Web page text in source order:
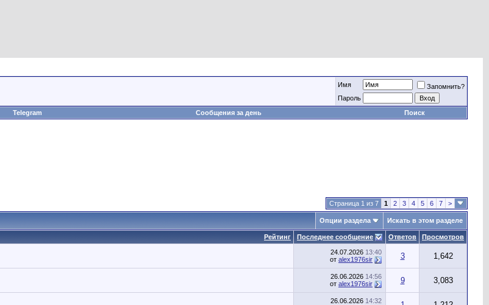
Имя
Запомнить?
Пароль
Telegram Сообщения за день Поиск
Страница 1 из 7 1 2 3 4 5 6 7 >
Опции раздела Искать в этом разделе
Рейтинг Последнее сообщение Ответов Просмотров
24.07.2026 13:40
от alex1976sir 3 1,642
26.06.2026 14:56
от alex1976sir 9 3,083
26.06.2026 14:32